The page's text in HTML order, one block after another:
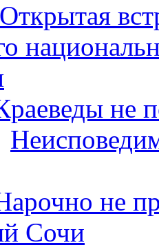
Открытая
не
не
Сочи